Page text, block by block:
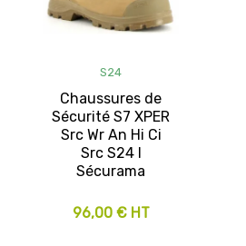
S24
Chaussures de
Sécurité S7 XPER
Src Wr An Hi Ci
Src S24 I
Sécurama
96,00 € HT